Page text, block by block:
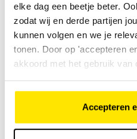
elke dag een beetje beter.
zodat wij en derde partijen
kunnen volgen en we je
tonen. Door op 'accepteren
akkoord met het gebruik van
Accepteren
100% polyester met 2-way stretch
Wind- en waterdicht
Geproduceerd volgens het
Bluesign® keurmerk
€64,95